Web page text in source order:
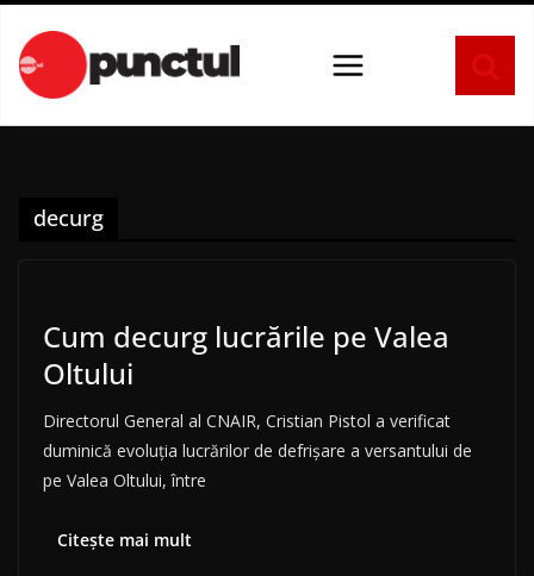
conținut
decurg
Cum decurg lucrările pe Valea
Oltului
Directorul General al CNAIR, Cristian Pistol a verificat
duminică evoluția lucrărilor de defrișare a versantului de
pe Valea Oltului, între
Citește mai mult